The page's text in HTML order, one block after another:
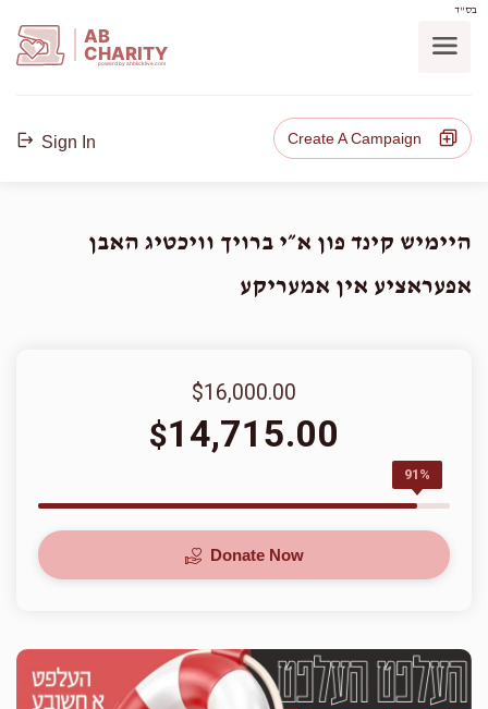
בס"ד
AB
CHARITY
powerd by ahblicklive.com
Sign In Create A Campaign
היימיש קינד פון א״י ברויך וויכטיג האבן
אפעראציע אין אמעריקע
$16,000.00
$14,715.00
91%
Donate Now